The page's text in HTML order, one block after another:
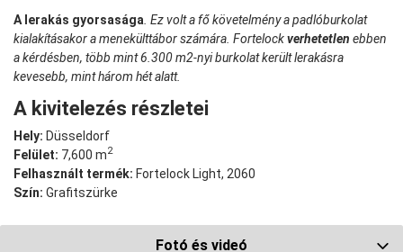
A lerakás gyorsasága . Ez volt a fő követelmény a padlóburkolat
kialakításakor a menekülttábor számára. Fortelockverhetetlen ebben
a kérdésben, több mint 6.300 m2-nyi burkolat került lerakásra
kevesebb, mint három hét alatt.
A kivitelezés részletei
Hely: Düsseldorf
Felület: 7,600 m2
Felhasznált termék: Fortelock Light, 2060
Szín: Grafitszürke
Fotó és videó